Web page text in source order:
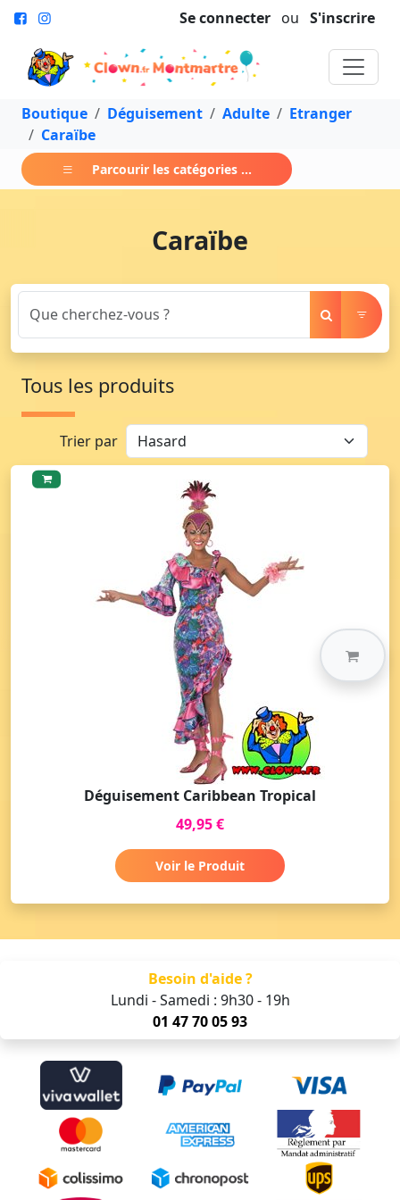
Se connecter ou S'inscrire
Boutique Déguisement Adulte
Etranger
Caraïbe
Parcourir les catégories ...
Caraïbe
Tous les produits
Trier par
Déguisement Caribbean Tropical
49,95 €
Voir le Produit
Besoin d'aide ?
Lundi - Samedi : 9h30 - 19h
01 47 70 05 93